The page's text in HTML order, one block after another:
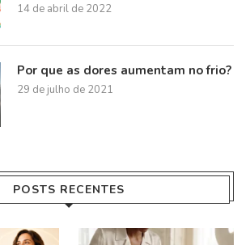
14 de abril de 2022
Por que as dores aumentam no frio?
29 de julho de 2021
POSTS RECENTES